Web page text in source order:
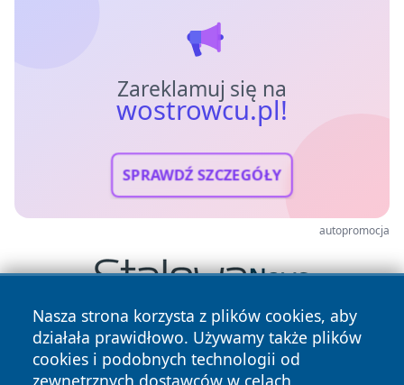
Zareklamuj się na
wostrowcu.pl!
SPRAWDŹ SZCZEGÓŁY
autopromocja
Nasza strona korzysta z plików cookies, aby
działała prawidłowo. Używamy także plików
cookies i podobnych technologii od
zewnętrznych dostawców w celach